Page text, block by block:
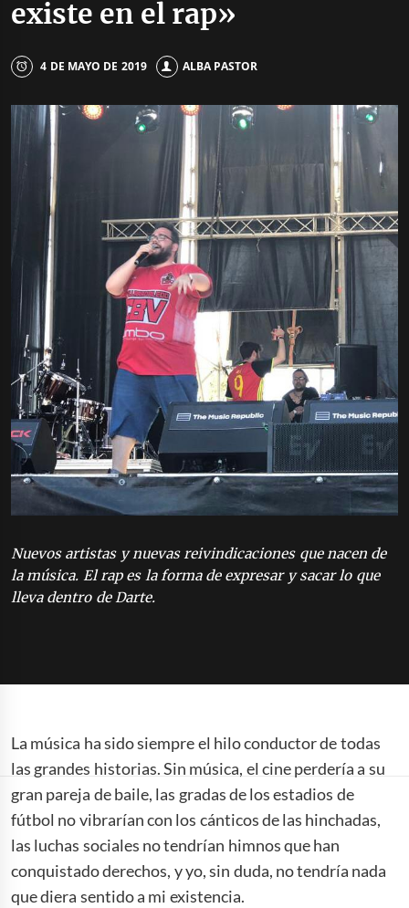
existe en el rap»
4 DE MAYO DE 2019 ALBA PASTOR
Nuevos artistas y nuevas reivindicaciones que nacen de
la música. El rap es la forma de expresar y sacar lo que
lleva dentro de Darte.
La música ha sido siempre el hilo conductor de todas
las grandes historias. Sin música, el cine perdería a su
gran pareja de baile, las gradas de los estadios de
fútbol no vibrarían con los cánticos de las hinchadas,
las luchas sociales no tendrían himnos que han
conquistado derechos, y yo, sin duda, no tendría nada
que diera sentido a mi existencia.